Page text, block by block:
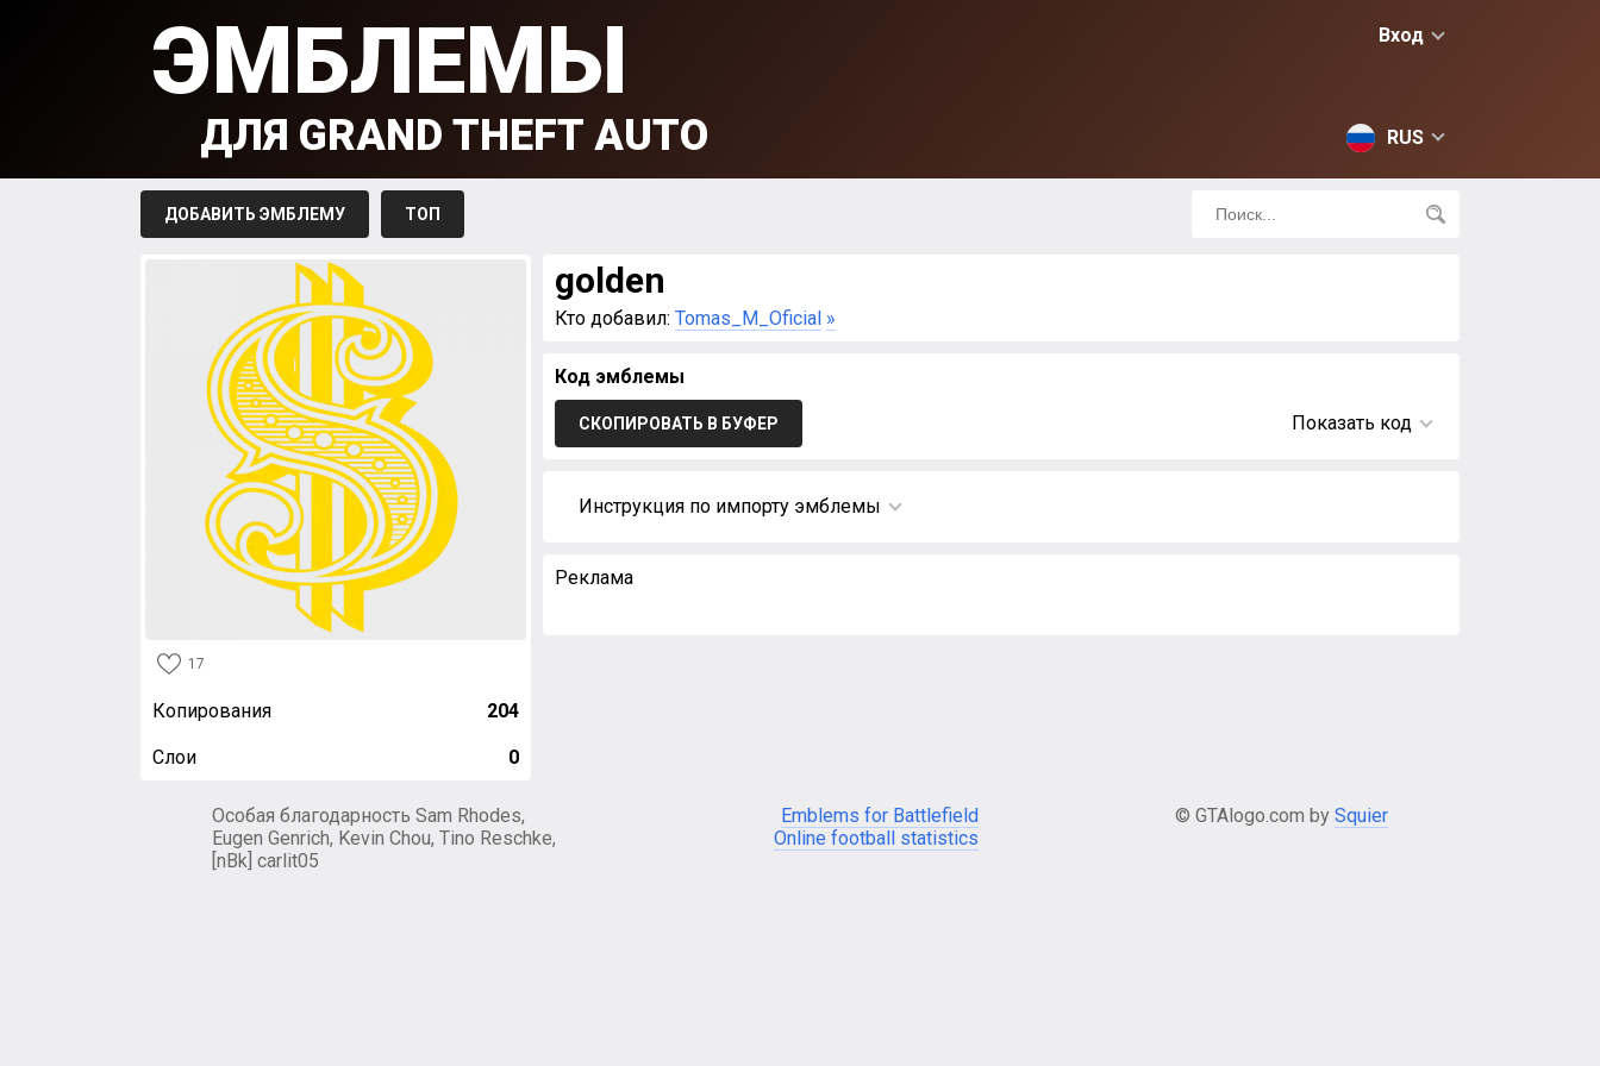
Вход
RUS
ЭМБЛЕМЫ
ДЛЯ GRAND THEFT AUTO
ДОБАВИТЬ ЭМБЛЕМУ ТОП
17
Копирования 204
Слои 0
golden
Кто добавил: Tomas_M_Oficial »
Код эмблемы
СКОПИРОВАТЬ В БУФЕР Показать код
Инструкция по импорту эмблемы
Реклама
Особая благодарность Sam Rhodes,
Eugen Genrich, Kevin Chou, Tino Reschke,
[nBk] carlit05
Emblems for Battlefield
Online football statistics
© GTAlogo.com by Squier